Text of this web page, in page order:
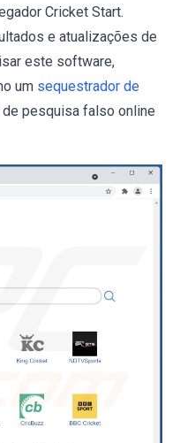
Cricket Start.
e atualizações de
este software,
um sequestrador de
pesquisa falso online